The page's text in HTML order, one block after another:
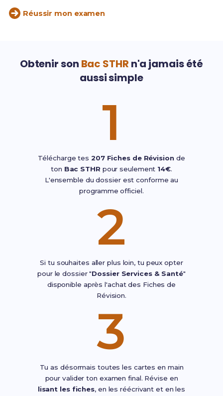
Réussir mon examen
Obtenir son Bac STHR n'a jamais été
aussi simple
1
Télécharge tes 207 Fiches de Révisionde
ton Bac STHR pour seulement 14€.
L'ensemble du dossier est conforme au
programme officiel.
2
Si tu souhaites aller plus loin, tu peux opter
pour le dossier "Dossier Services & Santé"
disponible après l'achat des Fiches de
Révision.
3
Tu as désormais toutes les cartes en main
pour valider ton examen final. Révise en
lisant les fiches, en les réécrivant et en les